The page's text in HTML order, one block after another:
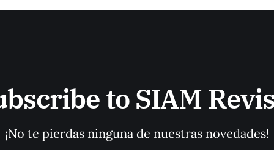
to SIAM
¡No te pierdas ninguna de nuestras novedades!